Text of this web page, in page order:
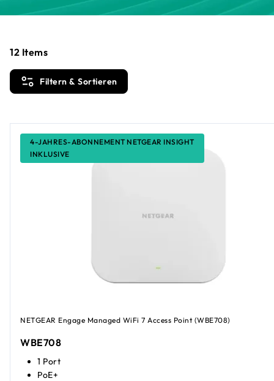
Filtern & Sortieren
12 Items
4-JAHRES-ABONNEMENT NETGEAR INSIGHT
INKLUSIVE
NETGEAR Engage Managed WiFi 7 Access Point (WBE708)
WBE708
1 Port
PoE+